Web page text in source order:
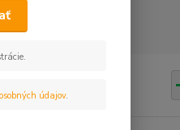
0,56 €
údajov.